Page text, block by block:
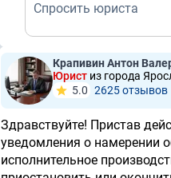
Спросить юриста
Крапивин Антон
Юрист из города
5.0 2625 отзывов
Здравствуйте! Пристав
уведомления о намерении
исполнительное